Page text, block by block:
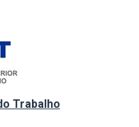
Trabalho